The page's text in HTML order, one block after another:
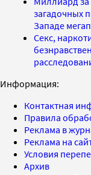
загадочных
Западе
Секс,
Информация:
Контактная
Правила
Реклама в
Реклама на
Условия
Архив